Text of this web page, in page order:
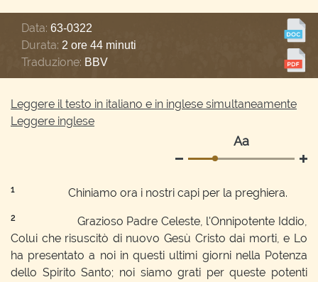
Data: 63-0322
Durata: 2 ore 44 minuti
Traduzione: BBV
Leggere il testo in italiano e in inglese simultaneamente
Leggere inglese
Аа
1Chiniamo ora i nostri capi per la preghiera.
2Grazioso Padre Celeste, l'Onnipotente Iddio,
Colui che risuscitò di nuovo Gesù Cristo dai morti, e Lo
ha presentato a noi in questi ultimi giorni nella Potenza
dello Spirito Santo; noi siamo grati per queste potenti